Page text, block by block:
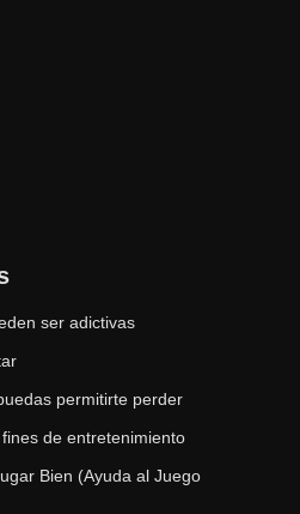
ser adictivas
permitirte perder
de entretenimiento
Bien (Ayuda al Juego